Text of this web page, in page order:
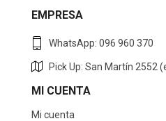
EMPRESA
WhatsApp: 096 960 370
Pick Up: San Martín 2552
MI CUENTA
Mi cuenta